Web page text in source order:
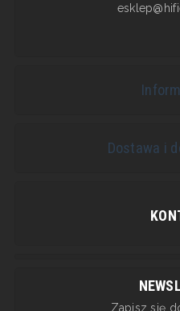
Dostawa i
Zapisz się